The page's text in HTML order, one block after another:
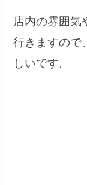
店内の雰囲気
行きますので
しいです。